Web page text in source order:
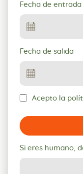
Fecha de entrada
Fecha de salida
Acepto la
Si eres humano,